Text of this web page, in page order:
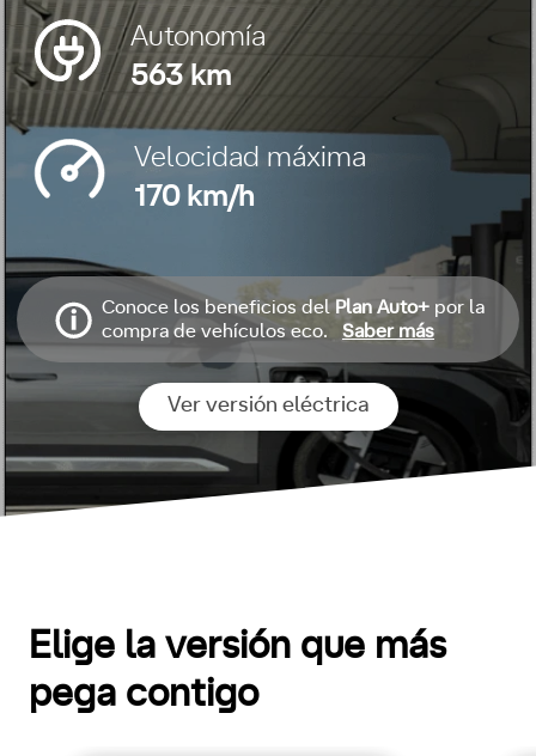
Autonomía
563 km
Velocidad máxima
170 km/h
Conoce los beneficios del Plan Auto+ por la
compra de vehículos eco.
Saber más
Ver versión eléctrica
Elige la versión que más
pega contigo